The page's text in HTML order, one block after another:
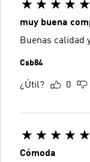
muy buena
Buenas calidad
Csb84
¿Útil? 0
Cómoda